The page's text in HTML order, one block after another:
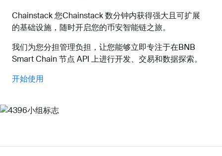
Chainstack 您Chainstack 数分钟内获得强大且可扩展
的基础设施，随时开启您的币安智能链之旅。
我们为您分担管理负担，让您能够立即专注于在BNB
Smart Chain 节点 API 上进行开发、交易和数据探索。
开始使用